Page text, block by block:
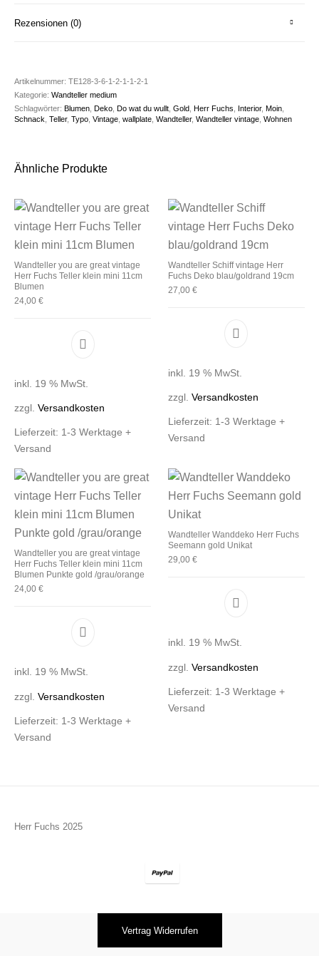
Rezensionen (0)
Artikelnummer:TE128-3-6-1-2-1-1-2-1
Kategorie:Wandteller medium
Schlagwörter:Blumen ,Deko ,Do wat du wullt ,Gold ,Herr Fuchs Interior,Moin
Schnack ,Teller,Typo ,Vintage ,wallplate ,Wandteller,Wandteller vintage ,Wohnen
Ähnliche Produkte
Wandteller you are great vintage
Herr Fuchs Teller klein mini 11cm
Blumen
24,00€
inkl. 19 % MwSt.
zzgl.Versandkosten
Lieferzeit: 1-3 Werktage +
Versand
Wandteller Schiff vintage Herr
Fuchs Deko blau/goldrand 19cm
27,00 €
inkl. 19 % MwSt.
zzgl. Versandkosten
Lieferzeit: 1-3 Werktage +
Versand
Wandteller you are great vintage
Herr Fuchs Teller klein mini 11cm
Blumen Punkte gold /grau/orange
24,00€
inkl. 19 % MwSt.
zzgl.Versandkosten
Lieferzeit: 1-3 Werktage +
Versand
Wandteller Wanddeko Herr Fuchs
Seemann gold Unikat
29,00 €
inkl. 19 % MwSt.
zzgl. Versandkosten
Lieferzeit: 1-3 Werktage +
Versand
Herr Fuchs 2025
Vertrag Widerrufen